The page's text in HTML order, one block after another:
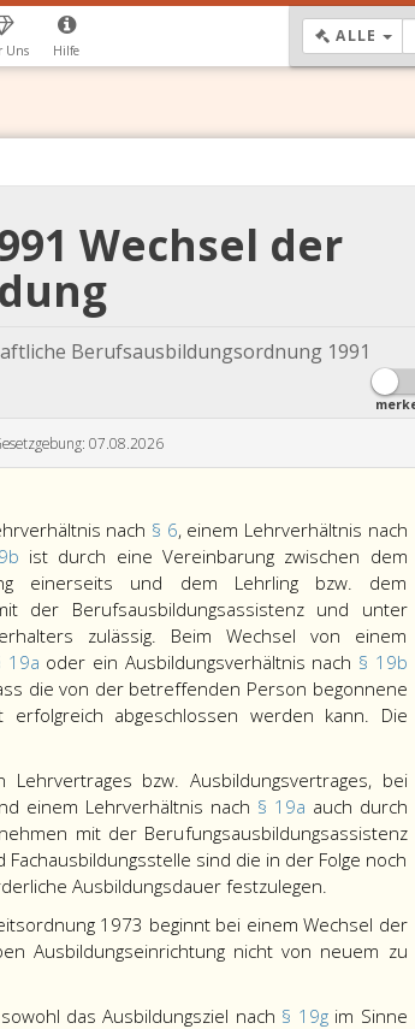
Uns Hilfe
ALLE
Wechsel der
Berufsausbildungsordnung 1991
07.08.2026
nach § 6, einem Lehrverhältnis nach
ist durch eine Vereinbarung zwischen dem
einerseits und dem Lehrling bzw. dem
der Berufsausbildungsassistenz und unter
zulässig. Beim Wechsel von einem
19a oder ein Ausbildungsverhältnis nach § 19b
die von der betreffenden Person begonnene
abgeschlossen werden kann. Die
bzw. Ausbildungsvertrages, bei
einem Lehrverhältnis nach § 19a auch durch
mit der Berufungsausbildungsassistenz
sind die in der Folge noch
Ausbildungsdauer festzulegen.
1973 beginnt bei einem Wechsel der
Ausbildungseinrichtung nicht von neuem zu
sowohl das Ausbildungsziel nach § 19g im Sinne